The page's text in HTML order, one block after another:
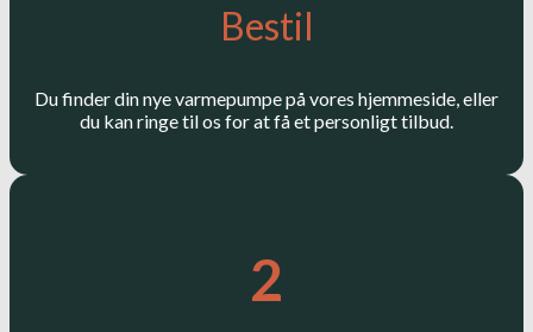
Bestil
Du finder din nye varmepumpe på vores hjemmeside, eller
du kan ringe til os for at få et personligt tilbud.
2